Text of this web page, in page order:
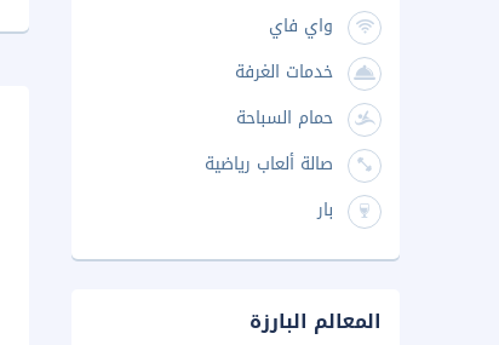
واي فاي
خدمات الغرفة
حمام السباحة
صالة ألعاب رياضية
بار
المعالم البارزة